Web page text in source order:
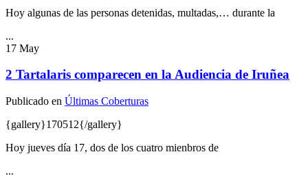
Hoy algunas de las personas detenidas, multadas,… durante la
...
17 May
2 Tartalaris comparecen en la Audiencia de Iruñea
Publicado en Últimas Coberturas
{gallery}170512{/gallery}
Hoy jueves día 17, dos de los cuatro mienbros de
...